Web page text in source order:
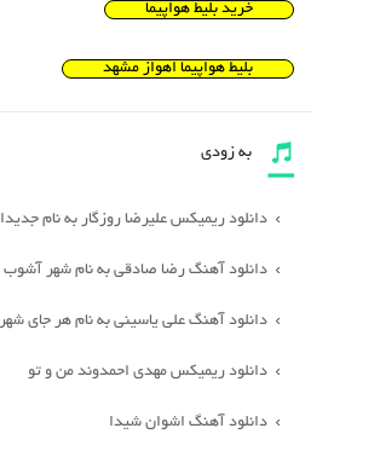
خرید بلیط هواپیما
بلیط هواپیما اهواز مشهد
به زودی
دانلود ریمیکس علیرضا روزگار به نام جدیدا
دانلود آهنگ رضا صادقی به نام شهر آشوب
دانلود آهنگ علی یاسینی به نام هر جای شهر
دانلود ریمیکس مهدی احمدوند من و تو
دانلود آهنگ اشوان شیدا